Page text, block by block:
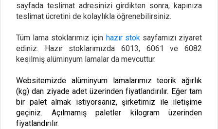
sayfada teslimat adresinizi girdikten sonra, kapınıza
teslimat ücretini de kolaylıkla öğrenebilirsiniz.
Tüm lama stoklarımız için hazır stoksayfamızı ziyaret
ediniz. Hazır stoklarımızda 6013, 6061 ve 6082
kesilmiş alüminyum lamalar da mevcuttur.
Websitemizde alüminyum lamalarımız teorik ağırlık
(kg) dan ziyade adet üzerinden fiyatlandırılır. Eğer tam
bir palet almak istiyorsanız, şirketimiz ile iletişime
geçiniz. Açılmamış paletler kilogram üzerinden
fiyatlandırılır.